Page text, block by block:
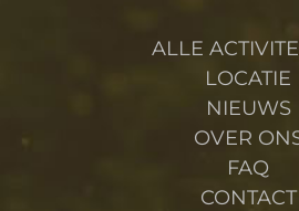
ALLE
LOCATIE
NIEUWS
OVER
FAQ
CONTACT